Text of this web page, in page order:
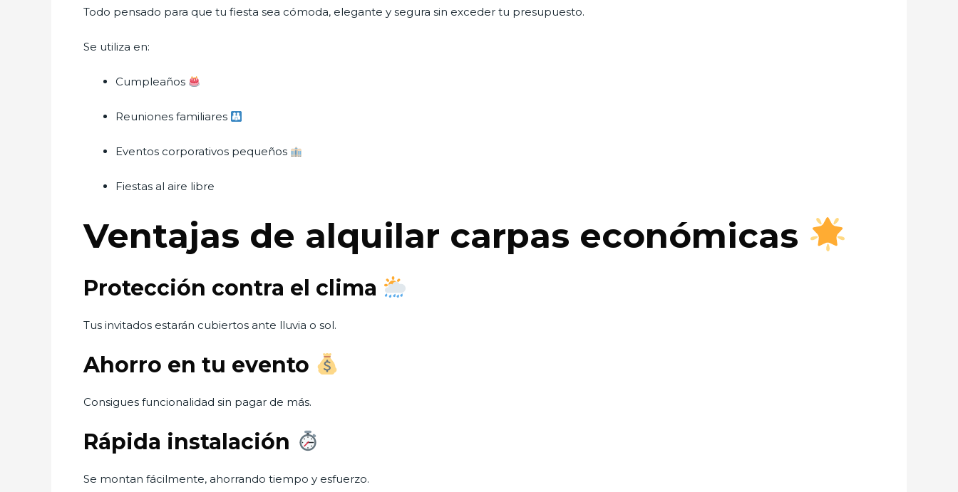
Todo pensado para que tu fiesta sea cómoda, elegante y segura sin exceder tu presupuesto.
Se utiliza en:
Cumpleaños
Reuniones familiares
Eventos corporativos pequeños
Fiestas al aire libre
Ventajas de alquilar carpas económicas
Protección contra el clima
Tus invitados estarán cubiertos ante lluvia o sol.
Ahorro en tu evento
Consigues funcionalidad sin pagar de más.
Rápida instalación
Se montan fácilmente, ahorrando tiempo y esfuerzo.